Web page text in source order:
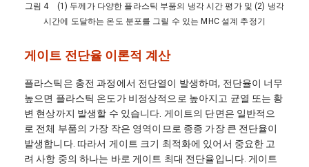
그림 4 (1) 두께가 다양한 플라스틱 부품의 냉각 시간 평가 및 (2) 냉각
시간에 도달하는 온도 분포를 그릴 수 있는 MHC 설계 추정기
게이트 전단율 이론적 계산
플라스틱은 충전 과정에서 전단열이 발생하며, 전단율이 너무
높으면 플라스틱 온도가 비정상적으로 높아지고 균열 또는 황
변 현상까지 발생할 수 있습니다. 게이트의 단면은 일반적으
로 전체 부품의 가장 작은 영역이므로 종종 가장 큰 전단율이
발생합니다. 따라서 게이트 크기 최적화에 있어서 중요한 고
려 사항 중의 하나는 바로 게이트 최대 전단율입니다. 게이트